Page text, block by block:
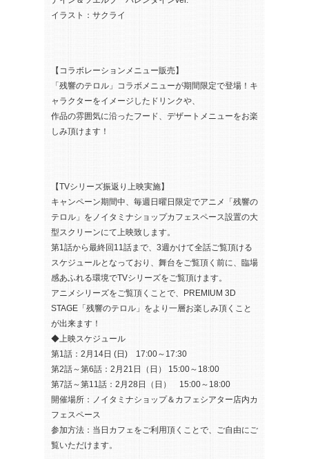
イラスト：サクライ
【コラボレーションメニュー販売】
「残響のテロル」コラボメニューが期間限定で登場！キ
ャラクターをイメージしたドリンクや、
作品の雰囲気に沿ったフード、デザートメニューをお楽
しみ頂けます！
【TVシリーズ振返り上映実施】
キャンペーン期間中、毎週日曜日限定でアニメ「残響の
テロル」をノイタミナショップカフェスペース設置の大
型スクリーンにて上映致します。
第1話から最終回11話まで、3週かけて全話ご覧頂ける
スケジュールとなっており、舞台をご覧頂く前に、臨場
感あふれる環境でTVシリーズをご覧頂けます。
アニメシリーズをご覧頂くことで、PREMIUM 3D
STAGE「残響のテロル」をより一層お楽しみ頂くこと
が出来ます！
◆上映スケジュール
第1話：2月14日 (日) 17:00～17:30
第2話～第6話：2月21日（日） 15:00～18:00
第7話～第11話：2月28日（日） 15:00～18:00
開催場所：ノイタミナショップ＆カフェシアター店内カ
フェスペース
参加方法：当日カフェをご利用頂くことで、ご自由にご
覧いただけます。